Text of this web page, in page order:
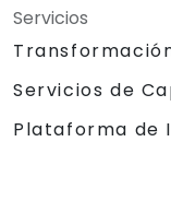
Servicios
Servicios de
Plataforma de